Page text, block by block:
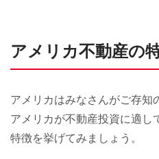
アメリカ不動産の
アメリカはみなさんがご存知
アメリカが不動産投資に適し
特徴を挙げてみましょう。